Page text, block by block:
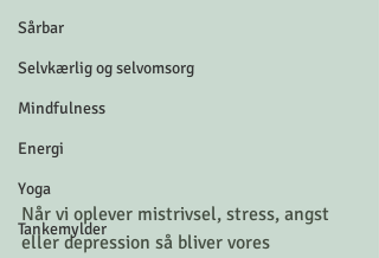
Sårbar
Selvkærlig og selvomsorg
Mindfulness
Energi
Yoga
Tankemylder
Når vi oplever mistrivsel, stress, angst
eller depression så bliver vores